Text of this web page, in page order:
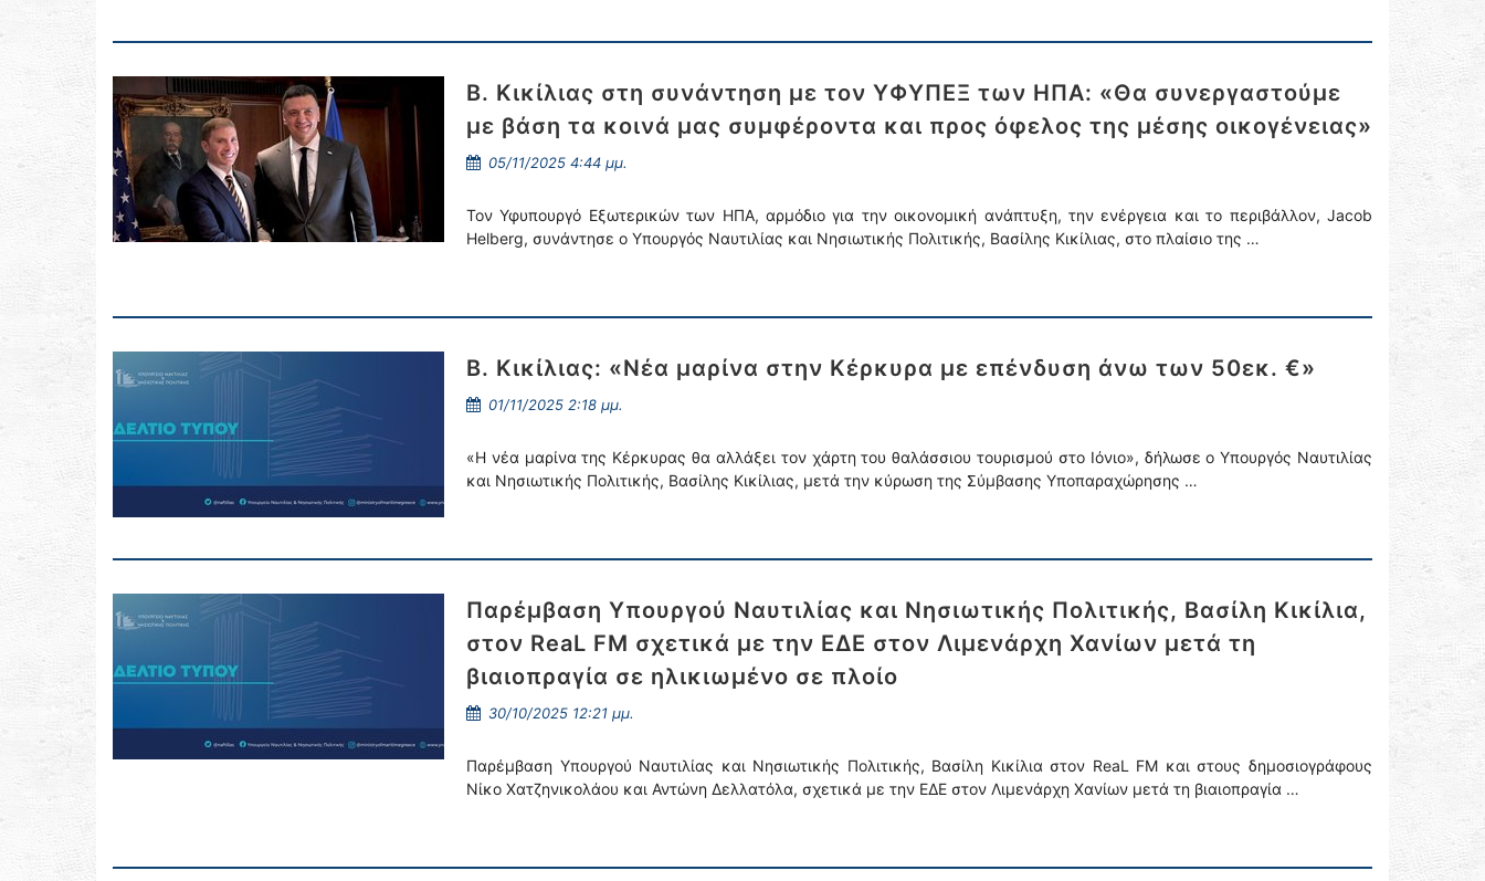
Β. Κικίλιας στη συνάντηση με τον ΥΦΥΠΕΞ των ΗΠΑ: «Θα συνεργαστούμε
με βάση τα κοινά μας συμφέροντα και προς όφελος της μέσης οικογένειας»
05/11/2025 4:44 μμ.
Τον Υφυπουργό Εξωτερικών των ΗΠΑ, αρμόδιο για την οικονομική ανάπτυξη, την ενέργεια και το περιβάλλον, Jacob
Helberg, συνάντησε ο Υπουργός Ναυτιλίας και Νησιωτικής Πολιτικής, Βασίλης Κικίλιας, στο πλαίσιο της …
Β. Κικίλιας: «Νέα μαρίνα στην Κέρκυρα με επένδυση άνω των 50εκ. €»
01/11/2025 2:18 μμ.
«Η νέα μαρίνα της Κέρκυρας θα αλλάξει τον χάρτη του θαλάσσιου τουρισμού στο Ιόνιο», δήλωσε ο Υπουργός Ναυτιλίας
και Νησιωτικής Πολιτικής, Βασίλης Κικίλιας, μετά την κύρωση της Σύμβασης Υποπαραχώρησης …
Παρέμβαση Υπουργού Ναυτιλίας και Νησιωτικής Πολιτικής, Βασίλη Κικίλια,
στον ReaL FM σχετικά με την ΕΔΕ στον Λιμενάρχη Χανίων μετά τη
βιαιοπραγία σε ηλικιωμένο σε πλοίο
30/10/2025 12:21 μμ.
Παρέμβαση Υπουργού Ναυτιλίας και Νησιωτικής Πολιτικής, Βασίλη Κικίλια στον ReaL FM και στους δημοσιογράφους
Νίκο Χατζηνικολάου και Αντώνη Δελλατόλα, σχετικά με την ΕΔΕ στον Λιμενάρχη Χανίων μετά τη βιαιοπραγία …